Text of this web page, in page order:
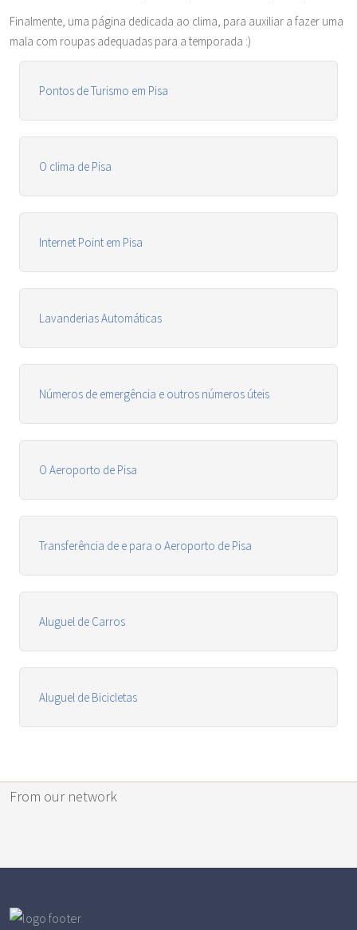
Finalmente, uma página dedicada ao clima, para auxiliar a fazer uma
mala com roupas adequadas para a temporada :)
Pontos de Turismo em Pisa
O clima de Pisa
Internet Point em Pisa
Lavanderias Automáticas
Números de emergência e outros números úteis
O Aeroporto de Pisa
Transferência de e para o Aeroporto de Pisa
Aluguel de Carros
Aluguel de Bicicletas
From our network